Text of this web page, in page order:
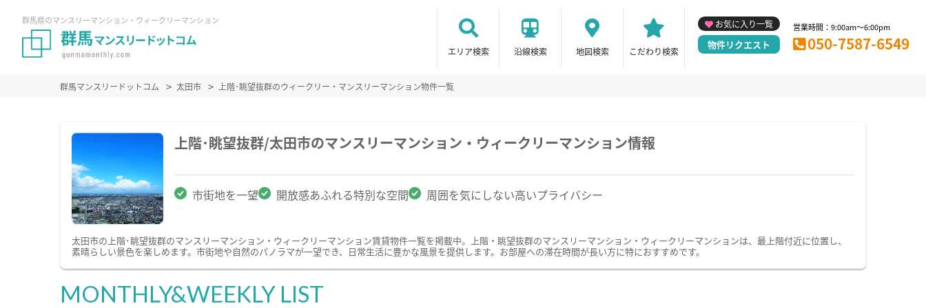
群馬県のマンスリーマンション・ウィークリーマンション
エリア検索 沿線検索 地図検索 こだわり検索
お気に入り一覧
物件リクエスト
営業時間：9:00am～6:00pm
050-7587-6549
群馬マンスリードットコム 太田市 上階･眺望抜群のウィークリー・マンスリーマンション物件一覧
上階･眺望抜群/太田市のマンスリーマンション・ウィークリーマンション情報
市街地を一望 開放感あふれる特別な空間 周囲を気にしない高いプライバシー
太田市の上階･眺望抜群のマンスリーマンション・ウィークリーマンション賃貸物件一覧を掲載中。上階・眺望抜群のマンスリーマンション・ウィークリーマンションは、最上階付近に位置し、
素晴らしい景色を楽しめます。市街地や自然のパノラマが一望でき、日常生活に豊かな風景を提供します。お部屋への滞在時間が長い方に特におすすめです。
MONTHLY&WEEKLY LIST